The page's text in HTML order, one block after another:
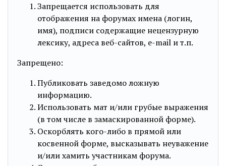
Запрещается использовать для
отображения на форумах имена (логин,
имя), подписи содержащие нецензурную
лексику, адреса веб-сайтов, e-mail и т.п.
Запрещено:
Публиковать заведомо ложнyю
инфоpмацию.
Использовать мат и/или грубые выражения
(в том числе в замаскированной форме).
Оскорблять кого-либо в прямой или
косвенной форме, высказывать неуважение
и/или хамить участникам форума.